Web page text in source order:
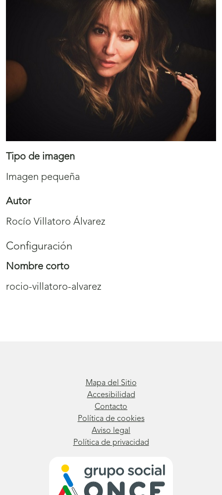
Tipo de imagen
Imagen pequeña
Autor
Rocío Villatoro Álvarez
Configuración
Nombre corto
rocio-villatoro-alvarez
Mapa del Sitio
Accesibilidad
Contacto
Política de cookies
Aviso legal
Política de privacidad